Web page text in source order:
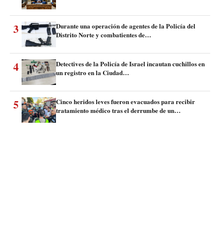
3
Durante una operación de agentes de la Policía del
Distrito Norte y combatientes de…
4
Detectives de la Policía de Israel incautan cuchillos en
un registro en la Ciudad…
5
Cinco heridos leves fueron evacuados para recibir
tratamiento médico tras el derrumbe de un…